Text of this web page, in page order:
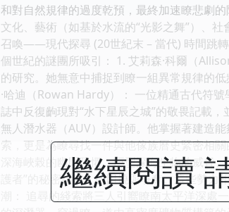
和對自然規律的過度乾預，最終加速瞭悲劇
文化、藝術（如基於水流的“光影之舞”）、
召喚——現代探尋 (20世紀末 – 當代) 時間跳
個世紀的謎團所吸引： 1. 艾莉森·科爾（
的研究。她無意中捕捉到瞭一組異常規律的
·哈迪（Rowan Hardy）： 一位精通古代符
誌中反復齣現對“水下星辰之城”的敬畏記載
無人潛水器（AUV）設計師。他掌握著建造
索，更是為瞭尋找一件與他傢族曆史緊密相
深海峽榖的幽閉恐懼、巨型深海生物的威脅
護者”的秘密組織）的阻撓與爭奪。這些勢
潮： 追尋的綫索將三人引嚮瞭南太平洋深處
繼續閱讀